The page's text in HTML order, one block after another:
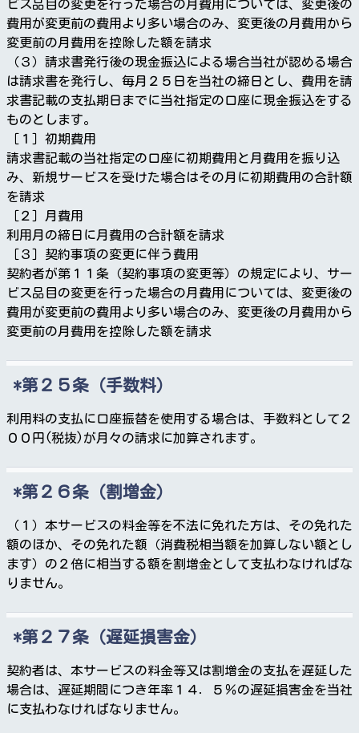
ビス品目の変更を行った場合の月費用については、変更後の
費用が変更前の費用より多い場合のみ、変更後の月費用から
変更前の月費用を控除した額を請求
（３）請求書発行後の現金振込による場合当社が認める場合
は請求書を発行し、毎月２５日を当社の締日とし、費用を請
求書記載の支払期日までに当社指定の口座に現金振込をする
ものとします。
［１］初期費用
請求書記載の当社指定の口座に初期費用と月費用を振り込
み、新規サービスを受けた場合はその月に初期費用の合計額
を請求
［２］月費用
利用月の締日に月費用の合計額を請求
［３］契約事項の変更に伴う費用
契約者が第１１条（契約事項の変更等）の規定により、サー
ビス品目の変更を行った場合の月費用については、変更後の
費用が変更前の費用より多い場合のみ、変更後の月費用から
変更前の月費用を控除した額を請求
第２５条（手数料）
利用料の支払に口座振替を使用する場合は、手数料として２
００円(税抜)が月々の請求に加算されます。
第２６条（割増金）
（１）本サービスの料金等を不法に免れた方は、その免れた
額のほか、その免れた額（消費税相当額を加算しない額とし
ます）の２倍に相当する額を割増金として支払わなければな
りません。
第２７条（遅延損害金）
契約者は、本サービスの料金等又は割増金の支払を遅延した
場合は、遅延期間につき年率１４．５％の遅延損害金を当社
に支払わなければなりません。